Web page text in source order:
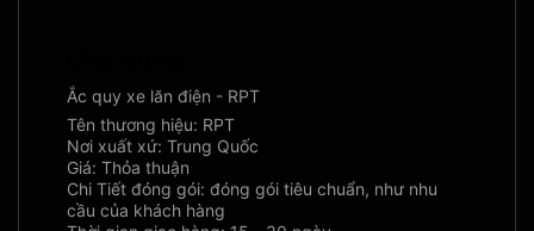
Ắc quy xe lăn điện - RPT
Tên thương hiệu: RPT
Nơi xuất xứ: Trung Quốc
Giá: Thỏa thuận
Chi Tiết đóng gói: đóng gói tiêu chuẩn, như nhu
cầu của khách hàng